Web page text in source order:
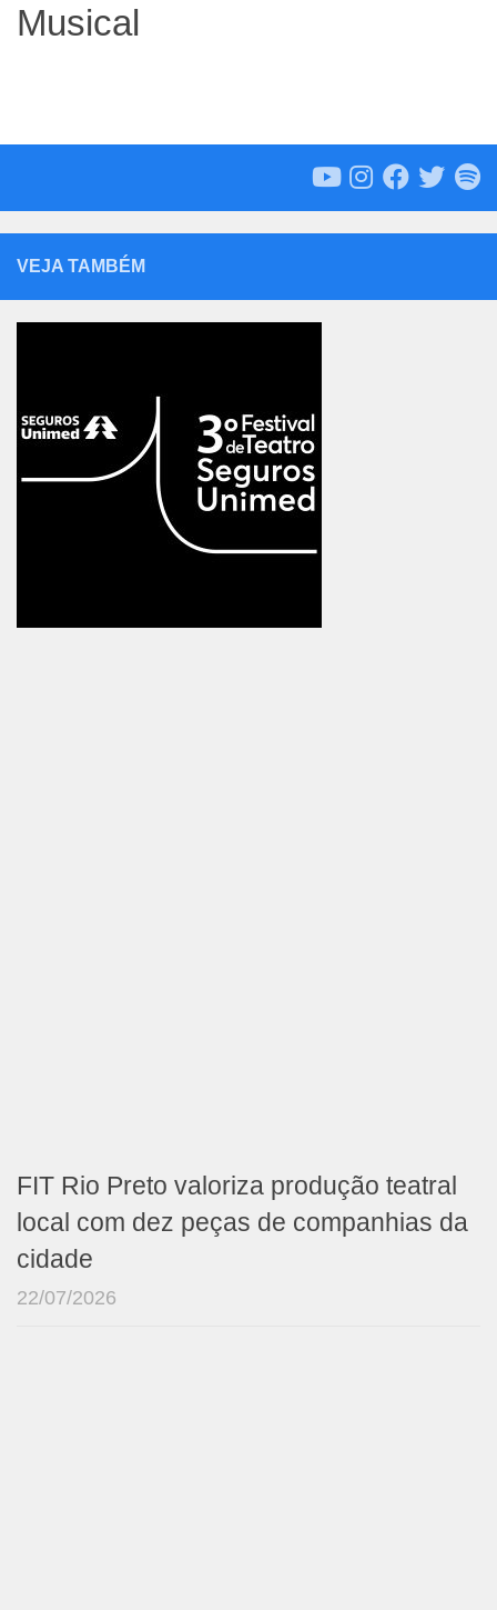
Musical
VEJA TAMBÉM
FIT Rio Preto valoriza produção teatral
local com dez peças de companhias da
cidade
22/07/2026